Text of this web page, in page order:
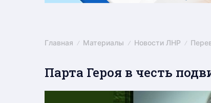
Главная Материалы Новости ЛНР
Парта Героя в честь